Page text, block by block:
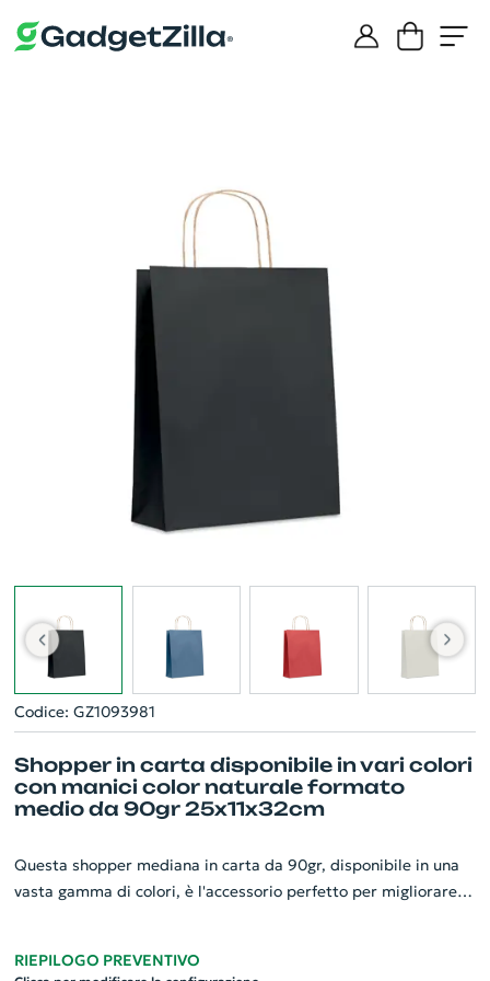
Codice: GZ1093981
Shopper in carta disponibile in vari colori
con manici color naturale formato
medio da 90gr 25x11x32cm
Questa shopper mediana in carta da 90gr, disponibile in una
vasta gamma di colori, è l'accessorio perfetto per migliorare il
articoli promozionali. La busta regalo è fatta di carta al 70%
RIEPILOGO PREVENTIVO